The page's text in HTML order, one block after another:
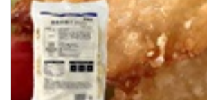
セール
フードロス
ペット用品